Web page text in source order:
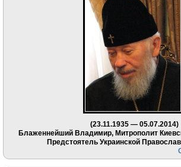
(23.11.1935 — 05.07.2014)
Блаженнейший Владимир, Митрополит
Предстоятель Украинской